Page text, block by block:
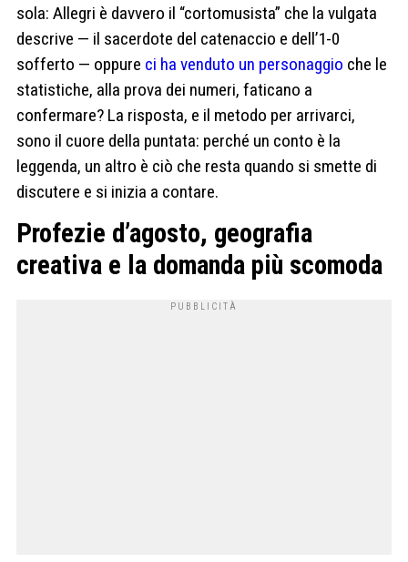
sola: Allegri è davvero il “cortomusista” che la vulgata
descrive — il sacerdote del catenaccio e dell’1-0
sofferto — oppure ci ha venduto un personaggio che le
statistiche, alla prova dei numeri, faticano a
confermare? La risposta, e il metodo per arrivarci,
sono il cuore della puntata: perché un conto è la
leggenda, un altro è ciò che resta quando si smette di
discutere e si inizia a contare.
Profezie d’agosto, geografia
creativa e la domanda più scomoda